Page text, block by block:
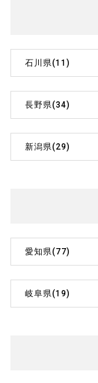
石川県(11)
長野県(34)
新潟県(29)
愛知県(77)
岐阜県(19)